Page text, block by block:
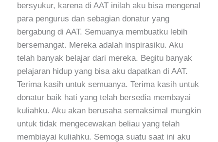
bersyukur, karena di AAT inilah aku bisa mengenal
para pengurus dan sebagian donatur yang
bergabung di AAT. Semuanya membuatku lebih
bersemangat. Mereka adalah inspirasiku. Aku
telah banyak belajar dari mereka. Begitu banyak
pelajaran hidup yang bisa aku dapatkan di AAT.
Terima kasih untuk semuanya. Terima kasih untuk
donatur baik hati yang telah bersedia membayai
kuliahku. Aku akan berusaha semaksimal mungkin
untuk tidak mengecewakan beliau yang telah
membiayai kuliahku. Semoga suatu saat ini aku